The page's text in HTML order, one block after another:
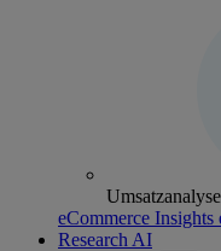
eCommerce Insights
Research AI